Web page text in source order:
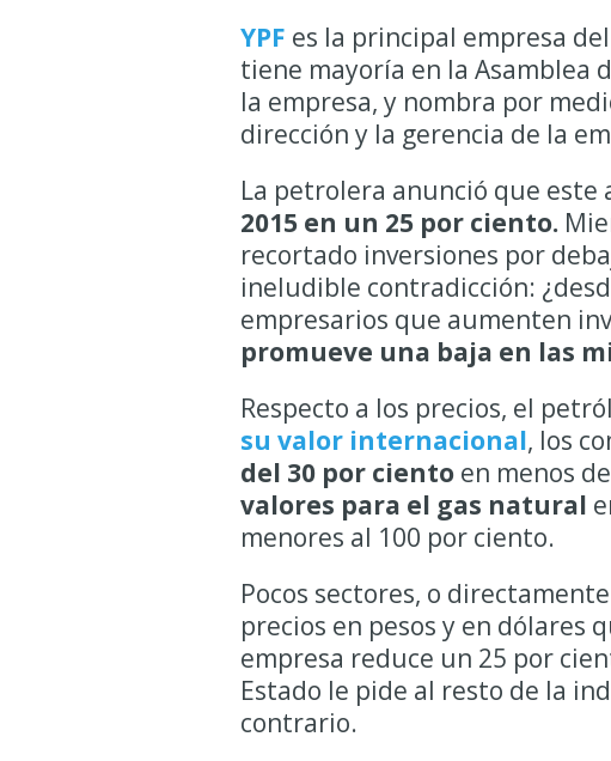
YPF es la principal empresa
tiene mayoría en la Asamblea
la empresa, y nombra por
dirección y la gerencia de la
La petrolera anunció que este
2015 en un 25 por ciento.
recortado inversiones por
ineludible contradicción:
empresarios que aumenten
promueve una baja en las
Respecto a los precios, el
su valor internacional, los
del 30 por cientoen menos
valores para el gas natural
menores al 100 por ciento.
Pocos sectores, o
precios en pesos y en dólares
empresa reduce un 25 por
Estado le pide al resto de la
contrario.